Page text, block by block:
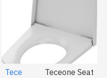
Tece Teceone Seat